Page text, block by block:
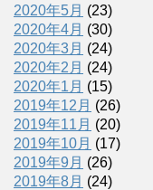
2020年5月 (23)
2020年4月 (30)
2020年3月 (24)
2020年2月 (24)
2020年1月 (15)
2019年12月 (26)
2019年11月 (20)
2019年10月 (17)
2019年9月 (26)
2019年8月 (24)